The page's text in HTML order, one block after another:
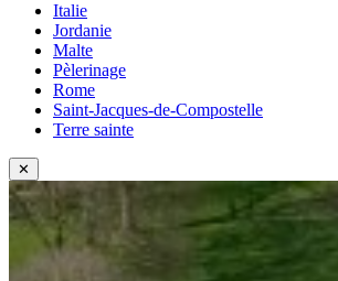
Italie
Jordanie
Malte
Pèlerinage
Rome
Saint-Jacques-de-Compostelle
Terre sainte
✕